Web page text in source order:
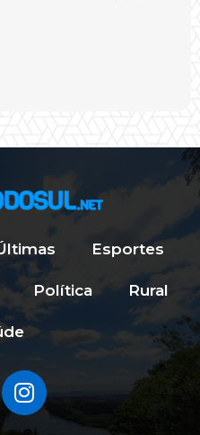
Esportes
Política Rural